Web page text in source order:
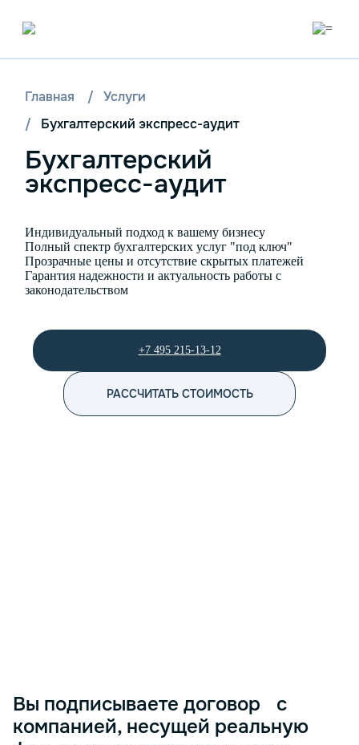
Главная /
Услуги
/
Бухгалтерский экспресс-аудит
Бухгалтерский
экспресс-аудит
Индивидуальный подход к вашему бизнесу
Полный спектр бухгалтерских услуг "под ключ"
Прозрачные цены и отсутствие скрытых платежей
Гарантия надежности и актуальность работы с
законодательством
+7 495 215-13-12
РАССЧИТАТЬ СТОИМОСТЬ
Вы подписываете договор с
компанией, несущей реальную